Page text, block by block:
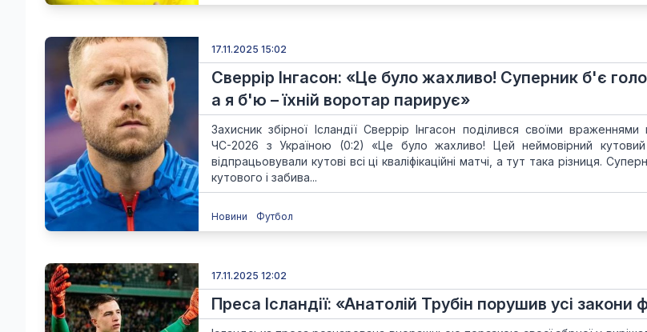
17.11.2025 15:02
Сверрір Інгасон: «Це було жахливо! Суперник б'є
а я б'ю – їхній воротар парирує»
Захисник збірної Ісландії Сверрір Інгасон поділився своїми
ЧС-2026 з Україною (0:2) «Це було жахливо! Цей неймовірний
відпрацьовували кутові всі ці кваліфікаційні матчі, а тут така різниця.
кутового і забива...
Новини Футбол
17.11.2025 12:02
Преса Ісландії: «Анатолій Трубін порушив усі закони